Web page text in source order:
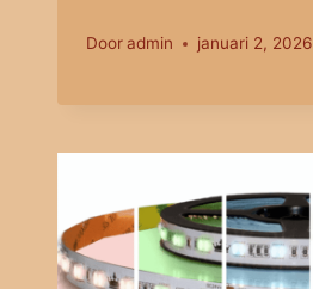
Dooradmin januari 2, 2026